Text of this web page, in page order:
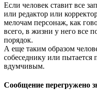
Если человек ставит все
или редактор или
мелочам персонаж, как
всего, в жизни у него все
порядок.
А еще таким образом
собеседнику или пытается
вдумчивым.
Сообщение перегружено